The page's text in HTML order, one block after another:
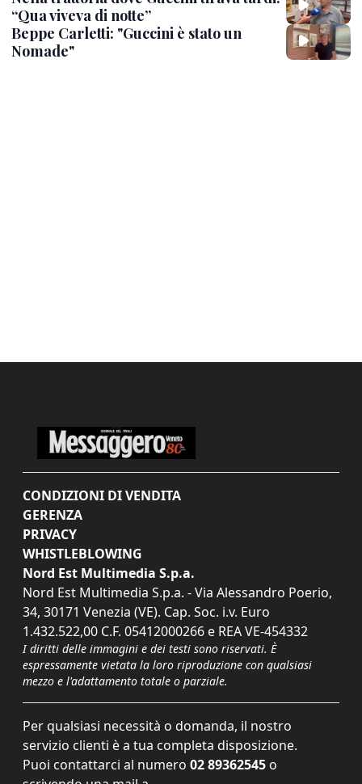
“Qua viveva di notte”
Beppe Carletti: "Guccini è stato un
Nomade"
CONDIZIONI DI VENDITA
GERENZA
PRIVACY
WHISTLEBLOWING
Nord Est Multimedia S.p.a.
Nord Est Multimedia S.p.a. - Via Alessandro Poerio,
34, 30171 Venezia (VE). Cap. Soc. i.v. Euro
1.432.522,00 C.F. 05412000266 e REA VE-454332
I diritti delle immagini e dei testi sono riservati. È
espressamente vietata la loro riproduzione con qualsiasi
mezzo e l'adattamento totale o parziale.
Per qualsiasi necessità o domanda, il nostro
servizio clienti è a tua completa disposizione.
Puoi contattarci al numero 02 89362545 o